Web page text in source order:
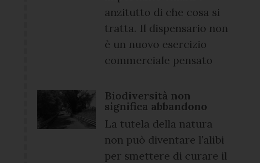
anzitutto di che cosa si
tratta. Il dispensario non
è un nuovo esercizio
commerciale pensato
Biodiversità non
significa abbandono
La tutela della natura
non può diventare l’alibi
per smettere di curare il